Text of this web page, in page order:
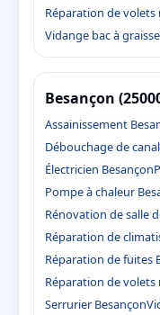
Réparation de
Vidange bac à
Besançon
Assainissement
Débouchage de
Électricien Besançon
Pompe à chaleur
Rénovation de salle
Réparation de
Réparation de fuites
Réparation de volets
Serrurier Besançon